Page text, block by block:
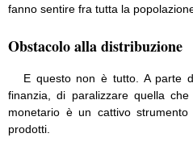
fanno sentire fra tutta la
Obstacolo alla distribuzione
E questo non è tutto. A parte
finanzia, di paralizzare quella
monetario è un cattivo
prodotti.